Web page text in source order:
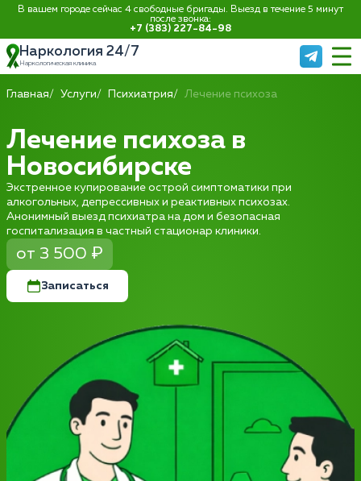
В вашем городе сейчас 4 свободные бригады. Выезд в течение 5 минут
после звонка:
+7 (383) 227-84-98
Наркология 24/7
Наркологическая клиника
Главная Услуги Психиатрия Лечение психоза
Лечение психоза в
Новосибирске
Экстренное купирование острой симптоматики при
алкогольных, депрессивных и реактивных психозах.
Анонимный выезд психиатра на дом и безопасная
госпитализация в частный стационар клиники.
от 3 500 ₽
Записаться